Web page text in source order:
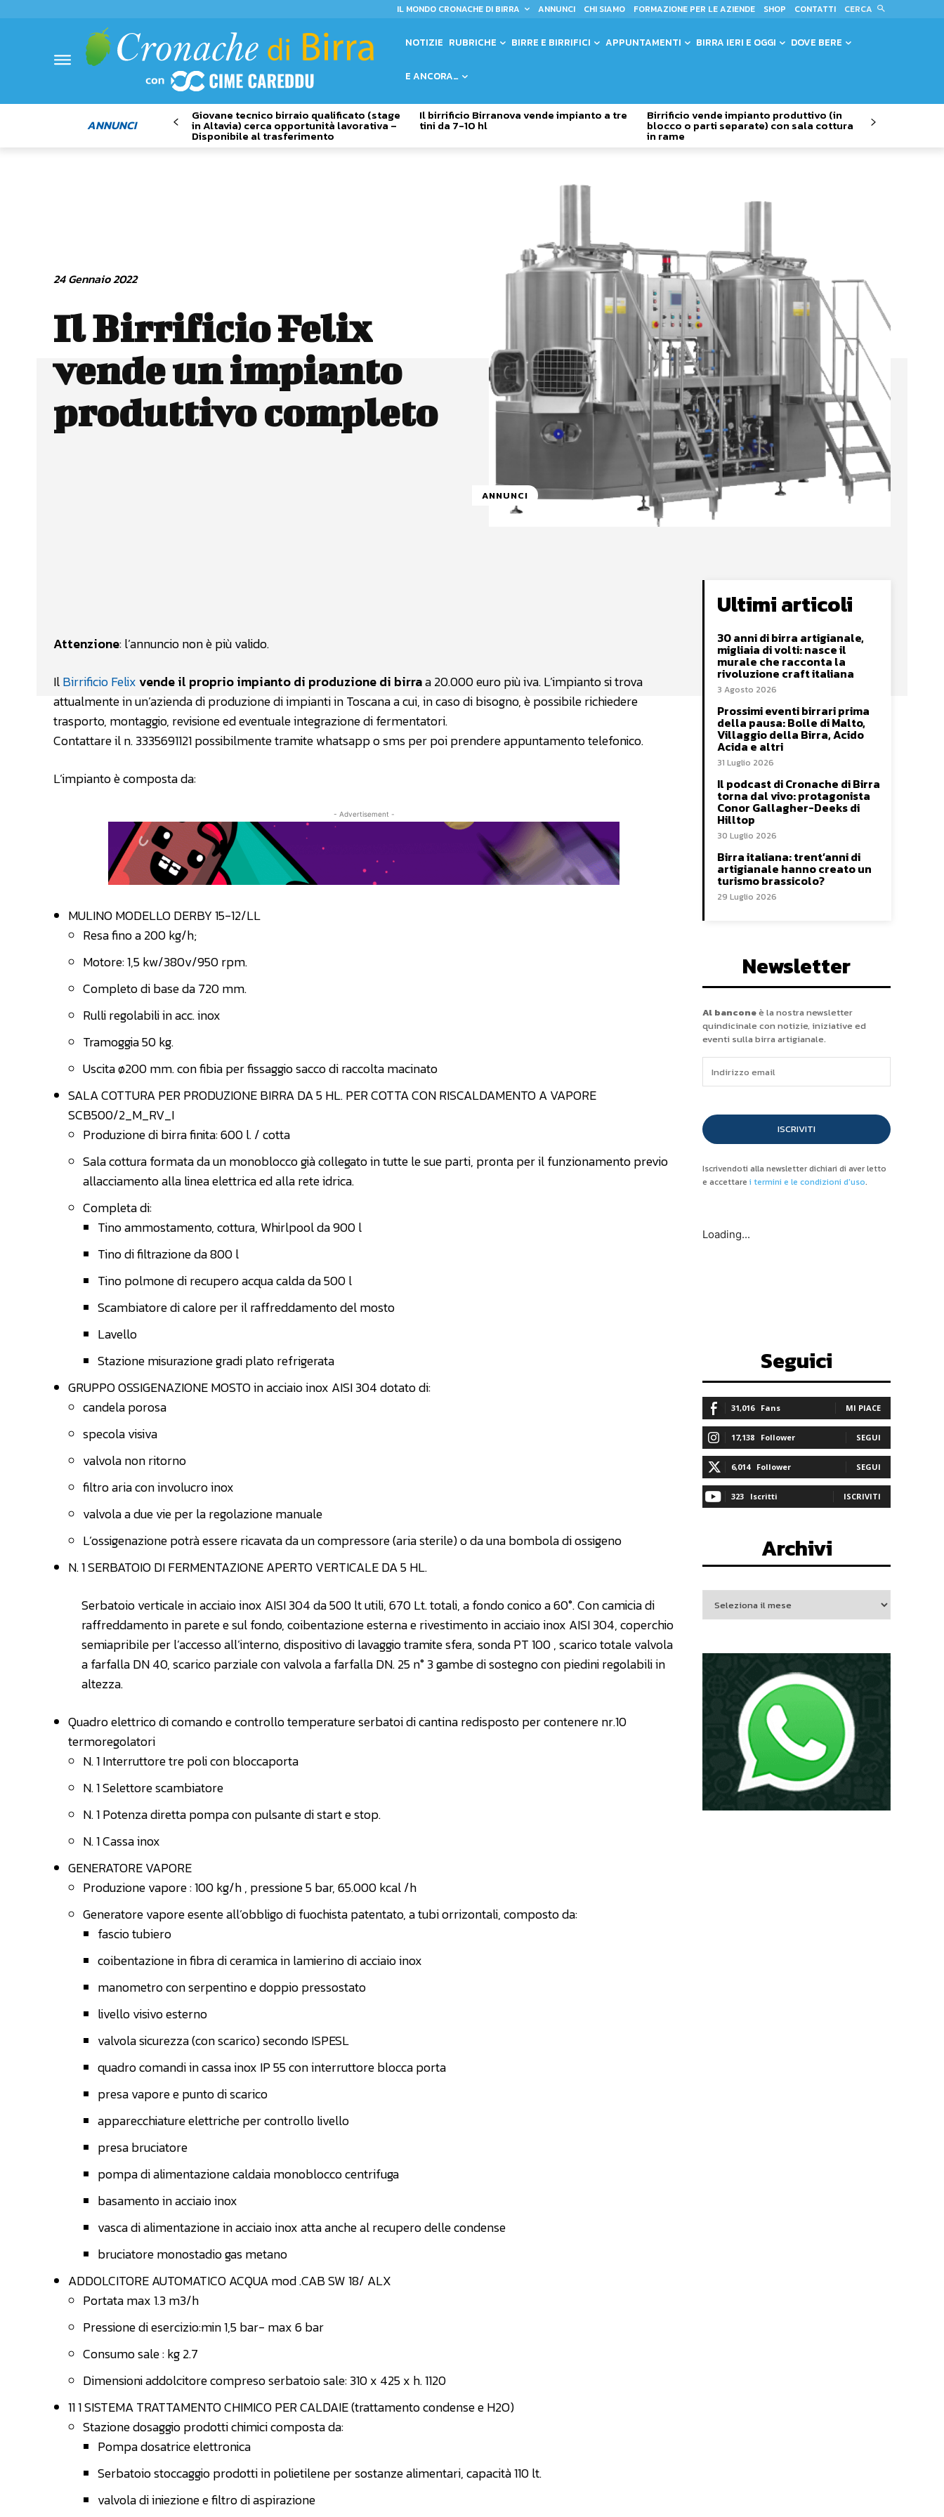
IL MONDO CRONACHE DI BIRRA ANNUNCI CHI SIAMO FORMAZIONE PER LE AZIENDE SHOP CONTATTI CERCA
NOTIZIE RUBRICHE BIRRE E BIRRIFICI APPUNTAMENTI BIRRA IERI E OGGI DOVE BERE
E ANCORA…
ANNUNCI
Giovane tecnico birraio qualificato (stage
in Altavia) cerca opportunità lavorativa –
Disponibile al trasferimento
Il birrificio Birranova vende impianto a tre
tini da 7-10 hl
Birrificio vende impianto produttivo (in
blocco o parti separate) con sala cottura
in rame
24 Gennaio 2022
Il Birrificio Felix
vende un impianto
produttivo completo
ANNUNCI
Attenzione: l’annuncio non è più valido.
IlBirrificio Felixvende il proprio impianto di produzione di birraa 20.000 euro più iva. L’impianto si trova
attualmente in un’azienda di produzione di impianti in Toscana a cui, in caso di bisogno, è possibile richiedere
trasporto, montaggio, revisione ed eventuale integrazione di fermentatori.
Contattare il n. 3335691121 possibilmente tramite whatsapp o sms per poi prendere appuntamento telefonico.
L’impianto è composta da:
- Advertisement -
MULINO MODELLO DERBY 15-12/LL
Resa fino a 200 kg/h;
Motore: 1,5 kw/380v/950 rpm.
Completo di base da 720 mm.
Rulli regolabili in acc. inox
Tramoggia 50 kg.
Uscita ø200 mm. con fibia per fissaggio sacco di raccolta macinato
SALA COTTURA PER PRODUZIONE BIRRA DA 5 HL. PER COTTA CON RISCALDAMENTO A VAPORE
SCB500/2_M_RV_I
Produzione di birra finita: 600 l. / cotta
Sala cottura formata da un monoblocco già collegato in tutte le sue parti, pronta per il funzionamento previo
allacciamento alla linea elettrica ed alla rete idrica.
Completa di:
Tino ammostamento, cottura, Whirlpool da 900 l
Tino di filtrazione da 800 l
Tino polmone di recupero acqua calda da 500 l
Scambiatore di calore per il raffreddamento del mosto
Lavello
Stazione misurazione gradi plato refrigerata
GRUPPO OSSIGENAZIONE MOSTO in acciaio inox AISI 304 dotato di:
candela porosa
specola visiva
valvola non ritorno
filtro aria con involucro inox
valvola a due vie per la regolazione manuale
L’ossigenazione potrà essere ricavata da un compressore (aria sterile) o da una bombola di ossigeno
N. 1 SERBATOIO DI FERMENTAZIONE APERTO VERTICALE DA 5 HL.
Serbatoio verticale in acciaio inox AISI 304 da 500 lt utili, 670 Lt. totali, a fondo conico a 60°. Con camicia di
raffreddamento in parete e sul fondo, coibentazione esterna e rivestimento in acciaio inox AISI 304, coperchio
semiapribile per l’accesso all’interno, dispositivo di lavaggio tramite sfera, sonda PT 100 , scarico totale valvola
a farfalla DN 40, scarico parziale con valvola a farfalla DN. 25 n° 3 gambe di sostegno con piedini regolabili in
altezza.
Quadro elettrico di comando e controllo temperature serbatoi di cantina redisposto per contenere nr.10
termoregolatori
N. 1 Interruttore tre poli con bloccaporta
N. 1 Selettore scambiatore
N. 1 Potenza diretta pompa con pulsante di start e stop.
N. 1 Cassa inox
GENERATORE VAPORE
Produzione vapore : 100 kg/h , pressione 5 bar, 65.000 kcal /h
Generatore vapore esente all’obbligo di fuochista patentato, a tubi orrizontali, composto da:
fascio tubiero
coibentazione in fibra di ceramica in lamierino di acciaio inox
manometro con serpentino e doppio pressostato
livello visivo esterno
valvola sicurezza (con scarico) secondo ISPESL
quadro comandi in cassa inox IP 55 con interruttore blocca porta
presa vapore e punto di scarico
apparecchiature elettriche per controllo livello
presa bruciatore
pompa di alimentazione caldaia monoblocco centrifuga
basamento in acciaio inox
vasca di alimentazione in acciaio inox atta anche al recupero delle condense
bruciatore monostadio gas metano
ADDOLCITORE AUTOMATICO ACQUA mod .CAB SW 18/ ALX
Portata max 1.3 m3/h
Pressione di esercizio:min 1,5 bar- max 6 bar
Consumo sale : kg 2.7
Dimensioni addolcitore compreso serbatoio sale: 310 x 425 x h. 1120
11 1 SISTEMA TRATTAMENTO CHIMICO PER CALDAIE (trattamento condense e H2O)
Stazione dosaggio prodotti chimici composta da:
Pompa dosatrice elettronica
Serbatoio stoccaggio prodotti in polietilene per sostanze alimentari, capacità 110 lt.
valvola di iniezione e filtro di aspirazione
Ultimi articoli
30 anni di birra artigianale,
migliaia di volti: nasce il
murale che racconta la
rivoluzione craft italiana
3 Agosto 2026
Prossimi eventi birrari prima
della pausa: Bolle di Malto,
Villaggio della Birra, Acido
Acida e altri
31 Luglio 2026
Il podcast di Cronache di Birra
torna dal vivo: protagonista
Conor Gallagher-Deeks di
Hilltop
30 Luglio 2026
Birra italiana: trent’anni di
artigianale hanno creato un
turismo brassicolo?
29 Luglio 2026
Newsletter
Al banconeè la nostra newsletter
quindicinale con notizie, iniziative ed
eventi sulla birra artigianale.
ISCRIVITI
Iscrivendoti alla newsletter dichiari di aver letto
e accettare i termini e le condizioni d'uso.
Loading...
Seguici
31,016 Fans MI PIACE
17,138 Follower SEGUI
6,014 Follower SEGUI
323 Iscritti ISCRIVITI
Archivi